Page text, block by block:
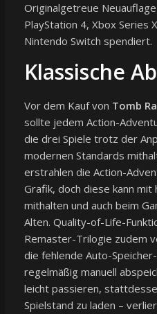
Originalgetreue
PlayStation 4, Xbox Series
Nintendo Switch spendiert.
Klassische
Vor dem Kauf von Tomb
sollte jedem Action-
die drei Spiele trotz der
modernen Standards
erstrahlen die Action-
Grafik, doch diese kann mit
mithalten und auch beim
Alten. Quality-of-Life-
Remaster-Trilogie zudem
die fehlende Auto-
regelmäßig manuell
leicht passieren,
Spielstand zu laden –